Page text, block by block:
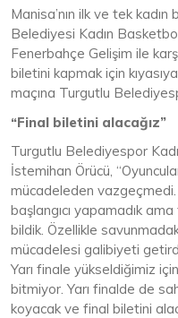
Manisa’nın ilk ve tek
Belediyesi Kadın
Fenerbahçe Gelişim ile
biletini kapmak için
maçına Turgutlu
“Final biletini alacağız”
Turgutlu Belediyespor
İstemihan Örücü,
mücadeleden
başlangıcı yapamadık
bildik. Özellikle
mücadelesi galibiyeti
Yarı finale yükseldiğimiz
bitmiyor. Yarı finalde de
koyacak ve final biletini